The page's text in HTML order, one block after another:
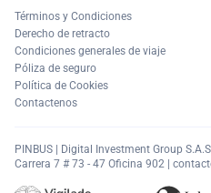
Términos y Condiciones
Derecho de retracto
Condiciones generales de viaje
Póliza de seguro
Política de Cookies
Contactenos
PINBUS | Digital Investment Group
Carrera 7 # 73 - 47 Oficina 902 |